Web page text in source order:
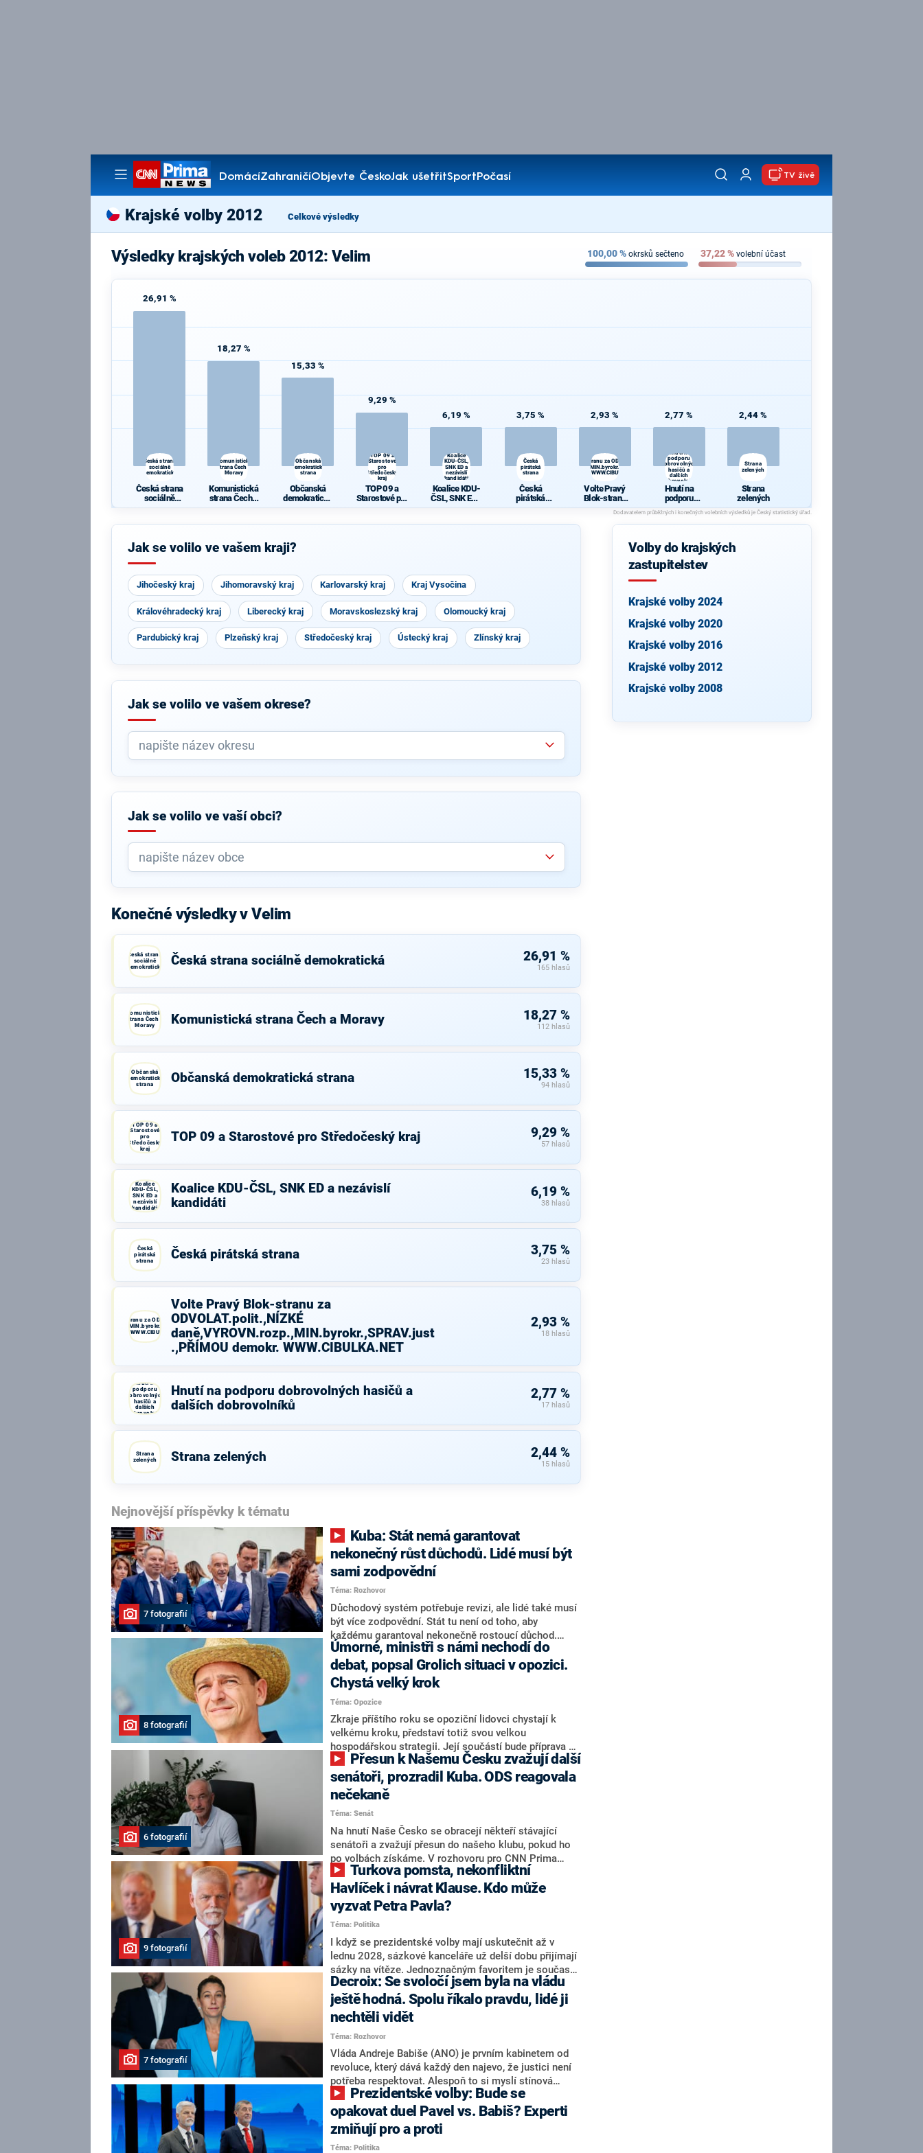
DomácíZahraničíObjevte ČeskoJak ušetřitSportPočasí
Pořady
TV živě
Krajské volby 2012 Celkové výsledky
Výsledky krajských voleb 2012: Velim 100,00% okrsků sečteno 37,22% volební účast
26,91 %
Česká strana
sociálně
demokratická
Česká strana
sociálně
18,27 %
Komunistická
strana Čech a
Moravy
Komunistická
strana Čech a
15,33 %
Občanská
demokratická
strana
Občanská
demokratická
9,29 %
TOP 09 a
Starostové
pro
Středočeský
kraj
TOP 09 a
Starostové pro
6,19 %
Koalice
KDU-ČSL,
SNK ED a
nezávislí
kandidáti
Koalice KDU-
ČSL, SNK ED a
3,75 %
Česká
pirátská
strana
Česká
pirátská
strana
2,93 %
Volte Pravý Blok-stranu za ODVOLAT.polit.,NÍZKÉ
daně,VYROVN.rozp.,MIN.byrokr.,SPRAV.just.,PŘÍMOU
demokr. WWW.CIBULKA.NET
Volte Pravý
Blok-stranu
za
ODVOLAT.poli
t.,NÍZKÉ
N.rozp.,MIN.b
just.,PŘÍMOU
WWW.CIBULK
2,77 %
Hnutí na
podporu
dobrovolných
hasičů a
dalších
dobrovolníků
Hnutí na
podporu
dobrovolných
hasičů a
dalších
2,44 %
Strana
zelených
Strana
zelených
Jak se volilo ve vašem kraji?
Jihočeský kraj Jihomoravský kraj Karlovarský kraj Kraj Vysočina
Královéhradecký kraj Liberecký kraj Moravskoslezský kraj Olomoucký kraj
Pardubický kraj Plzeňský kraj Středočeský kraj Ústecký kraj Zlínský kraj
Jak se volilo ve vašem okrese?
Jak se volilo ve vaší obci?
Konečné výsledky v Velim
Česká strana
sociálně
demokratická
Česká strana sociálně demokratická 26,91 %
165 hlasů
Komunistická
strana Čech a
Moravy
Komunistická strana Čech a Moravy 18,27 %
112 hlasů
Občanská
demokratická
strana
Občanská demokratická strana 15,33 %
94 hlasů
TOP 09 a
Starostové
pro
Středočeský
kraj
TOP 09 a Starostové pro Středočeský kraj 9,29 %
57 hlasů
Koalice
KDU-ČSL,
SNK ED a
nezávislí
kandidáti
Koalice KDU-ČSL, SNK ED a nezávislí
kandidáti
6,19 %
38 hlasů
Česká
pirátská
strana
Česká pirátská strana 3,75 %
23 hlasů
Volte Pravý Blok-stranu za ODVOLAT.polit.,NÍZKÉ
daně,VYROVN.rozp.,MIN.byrokr.,SPRAV.just.,PŘÍMOU
demokr. WWW.CIBULKA.NET
Volte Pravý Blok-stranu za
ODVOLAT.polit.,NÍZKÉ
daně,VYROVN.rozp.,MIN.byrokr.,SPRAV.just
.,PŘÍMOU demokr. WWW.CIBULKA.NET
2,93 %
18 hlasů
Hnutí na
podporu
dobrovolných
hasičů a
dalších
dobrovolníků
Hnutí na podporu dobrovolných hasičů a
dalších dobrovolníků
2,77 %
17 hlasů
Strana
zelených
Strana zelených 2,44 %
15 hlasů
Nejnovější příspěvky k tématu
7 fotografií
nekonečný růst důchodů. Lidé musí být
sami zodpovědní
Téma: Rozhovor
Důchodový systém potřebuje revizi, ale lidé také musí
být více zodpovědní. Stát tu není od toho, aby
každému garantoval nekonečně rostoucí důchod.
Chybí tu nový systém a my ho představíme,řekl
hejtman Jihočeského kraje a předseda hnutí Naše
Česko Martin Kuba v rozhovoru pro CNN Prima NEWS.
V čele státu pak podle něj nemůže být člověk, který by
střetem zájmů omezoval čerpání financí a rozvoj,
dodal. Řešení u Andreje Babiše ale hodnotit nechtěl.
8 fotografií
Úmorné, ministři s námi nechodí do
debat, popsal Grolich situaci v opozici.
Chystá velký krok
Téma: Opozice
Zkraje příštího roku se opoziční lidovci chystají k
velkému kroku, představí totiž svou velkou
hospodářskou strategii. Její součástí bude příprava na
stárnutí populace, řekl ve středu na setkání s novináři
nový předseda lidovců Jan Grolich. Ten zároveň v
senátních volbách kandiduje ve Vyškově. Popsal i
aktivitu opozice, o níž vládní strany nebo političtí
komentátoři mluví jako o slabé a v defenzivě. „Je to
úmorná práce upozorňovat na chyby vlády. Ministři s
námi navíc nechodí do debat. Chceme ale ukazovat
svoje témata,“ odpověděl Grolich na dotaz CNN Prima
NEWS.
6 fotografií
senátoři, prozradil Kuba. ODS reagovala
nečekaně
Téma: Senát
Na hnutí Naše Česko se obracejí někteří stávající
senátoři a zvažují přesun do našeho klubu, pokud ho
po volbách získáme. V rozhovoru pro CNN Prima
NEWS to řekl zakladatel hnutí a jihočeský hejtman
Martin Kuba. Konkrétní nebyl, ale získat by takto mohl
například senátora Zdeňka Hrabu, který je dnes
součástí klubu ODS a TOP 09. Hraba to na dotaz
redakce nevyloučil. Předseda klubu senátorů ODS
Zdeněk Nytra redakci řekl, že počítá s odchodem
některých senátorů z klubu a že Naše Česko není
nepřítel, ale soupeř.
9 fotografií
Havlíček i návrat Klause. Kdo může
vyzvat Petra Pavla?
Téma: Politika
I když se prezidentské volby mají uskutečnit až v
lednu 2028, sázkové kanceláře už delší dobu přijímají
sázky na vítěze. Jednoznačným favoritem je současná
hlava státu Petr Pavel. Daleko za ním pak bookmakeři
zmiňují dva výrazné politiky ANO, tedy premiéra
Andreje Babiše a ministra průmyslu Karla Havlíčka.
Oblíbeným tipem samotných sázkařů je poslanec za
Motoristy Filip Turek. Politolog Jan Kubáček nicméně
o případné kandidatuře kohokoliv ze zmíněné trojice
značně pochybuje. Podle něj současná koalice dosud
nemá osobu, která by Pavlovi mohla konkurovat.
7 fotografií
Decroix: Se svoločí jsem byla na vládu
ještě hodná. Spolu říkalo pravdu, lidé ji
nechtěli vidět
Téma: Rozhovor
Vláda Andreje Babiše (ANO) je prvním kabinetem od
revoluce, který dává každý den najevo, že justici není
potřeba respektovat. Alespoň to si myslí stínová
ministryně spravedlnosti ODS Eva Decroix. V
rozhovoru pro CNN Prima NEWS si nebrala servítky
ohledně politického výkonu svého nástupce Jeronýma
Tejce (za ANO) či vládní zmocněnkyně pro lidská
práva Taťány Malé (ANO). Označením „svoloč“ na
opakovat duel Pavel vs. Babiš? Experti
zmiňují pro a proti
Téma: Politika
Volby do krajských
zastupitelstev
Krajské volby 2024
Krajské volby 2020
Krajské volby 2016
Krajské volby 2012
Krajské volby 2008